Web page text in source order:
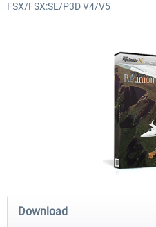
FSDG - Cape Verde Sal P3D
FSX/FSX:SE/P3D V4/V5
Download